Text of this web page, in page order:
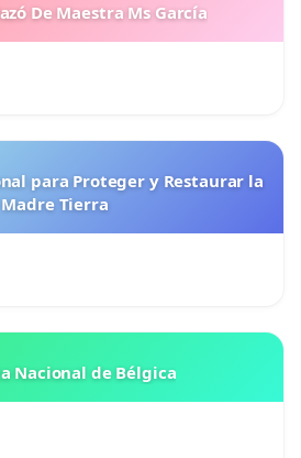
De Maestra Ms García
para Proteger y Restaurar la
Madre Tierra
Nacional de Bélgica